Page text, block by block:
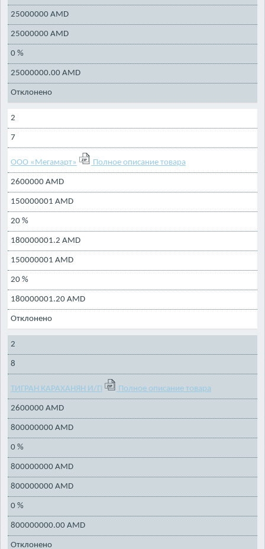
25000000 AMD
25000000 AMD
0 %
25000000.00 AMD
Отклонено
2
7
ООО «Мегамарт» Полное описание товара
2600000 AMD
150000001 AMD
20 %
180000001.2 AMD
150000001 AMD
20 %
180000001.20 AMD
Отклонено
2
8
ТИГРАН КАРАХАНЯН И/П Полное описание товара
2600000 AMD
800000000 AMD
0 %
800000000 AMD
800000000 AMD
0 %
800000000.00 AMD
Отклонено